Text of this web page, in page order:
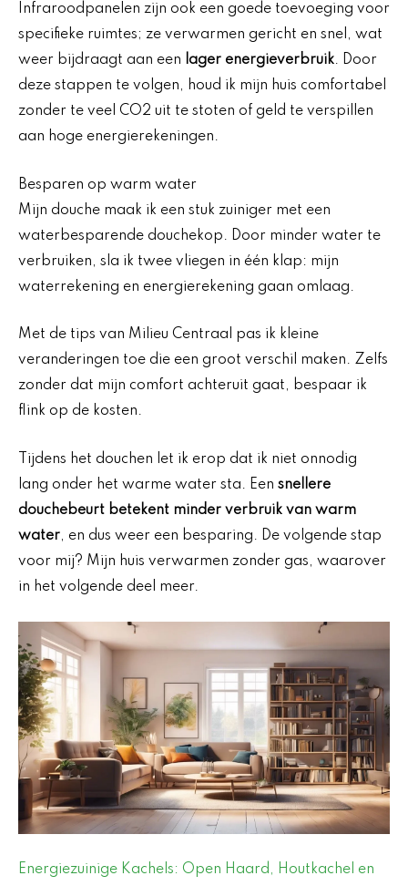
Infraroodpanelen zijn ook een goede toevoeging voor
specifieke ruimtes; ze verwarmen gericht en snel, wat
weer bijdraagt aan een lager energieverbruik. Door
deze stappen te volgen, houd ik mijn huis comfortabel
zonder te veel CO2 uit te stoten of geld te verspillen
aan hoge energierekeningen.
Besparen op warm water
Mijn douche maak ik een stuk zuiniger met een
waterbesparende douchekop. Door minder water te
verbruiken, sla ik twee vliegen in één klap: mijn
waterrekening en energierekening gaan omlaag.
Met de tips van Milieu Centraal pas ik kleine
veranderingen toe die een groot verschil maken. Zelfs
zonder dat mijn comfort achteruit gaat, bespaar ik
flink op de kosten.
Tijdens het douchen let ik erop dat ik niet onnodig
lang onder het warme water sta. Een snellere
douchebeurt betekent minder verbruik van warm
water, en dus weer een besparing. De volgende stap
voor mij? Mijn huis verwarmen zonder gas, waarover
in het volgende deel meer.
Energiezuinige Kachels: Open Haard, Houtkachel en